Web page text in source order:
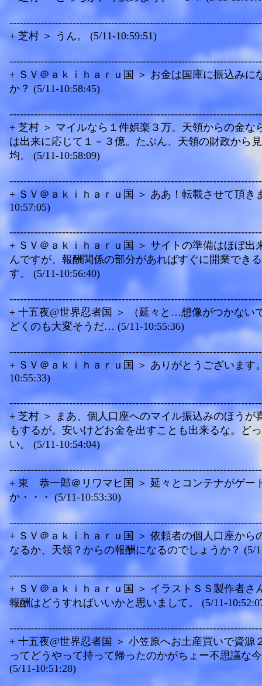
+ 芝村 ＞ うん。 (5/11-10:59:51)
+ ＳＶ＠ａｋｉｈａｒｕ国 ＞ お金は国庫に振込みに
か？ (5/11-10:58:45)
+ 芝村 ＞ マイルなら１件娯楽３万。天領からの金な
は出来に応じて１－３億。たぶん、天領の財政から
均。 (5/11-10:58:09)
+ ＳＶ＠ａｋｉｈａｒｕ国 ＞ ああ！転載させて頂き
10:57:05)
+ ＳＶ＠ａｋｉｈａｒｕ国 ＞ サイトの準備はほぼ出
んですが、報酬関係の部分があればすぐに開業でき
す。 (5/11-10:56:40)
+ 十五夜@世界忍者国 ＞ （延々と…想像がつかない
どくのも大変そうだ… (5/11-10:55:36)
+ ＳＶ＠ａｋｉｈａｒｕ国 ＞ ありがとうございます
10:55:33)
+ 芝村 ＞ まあ、個人口座へのマイル振込みのほうが
もするが。安いけどお金を出すことも出来るな。ど
い。 (5/11-10:54:04)
+ 東 恭一郎＠リワマヒ国 ＞ 延々とコンテナがゲー
か・・・ (5/11-10:53:30)
+ ＳＶ＠ａｋｉｈａｒｕ国 ＞ 依頼者の個人口座から
なるか、天領？からの報酬になるのでしょうか？ (5/
+ ＳＶ＠ａｋｉｈａｒｕ国 ＞ イラストＳＳ製作者さ
報酬はどうすればいいかと思いまして。 (5/11-
+ 十五夜@世界忍者国 ＞ 小笠原へお土産買いで資源
ってどうやって持って帰ったのかがちょー不思議な
(5/11-10:51:28)